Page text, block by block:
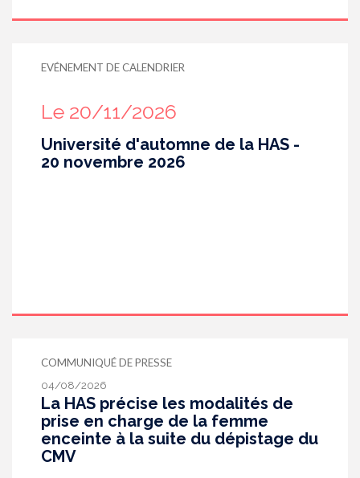
EVÉNEMENT DE CALENDRIER
Le 20/11/2026
Université d'automne de la HAS -
20 novembre 2026
COMMUNIQUÉ DE PRESSE
04/08/2026
La HAS précise les modalités de
prise en charge de la femme
enceinte à la suite du dépistage du
CMV